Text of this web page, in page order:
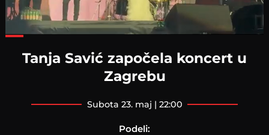
Tanja Savić započela koncert u
Zagrebu
subota 23. maj | 22:00
Podeli: